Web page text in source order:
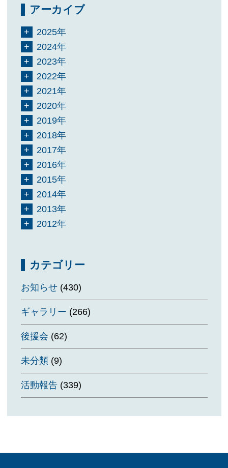
アーカイブ
2025年
2024年
2023年
2022年
2021年
2020年
2019年
2018年
2017年
2016年
2015年
2014年
2013年
2012年
カテゴリー
お知らせ(430)
ギャラリー (266)
後援会 (62)
未分類(9)
活動報告(339)